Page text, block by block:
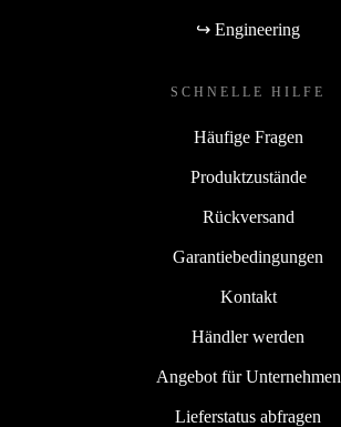
↪ Engineering
SCHNELLE HILFE
Häufige Fragen
Produktzustände
Rückversand
Garantiebedingungen
Kontakt
Händler werden
Angebot für Unternehmen
Lieferstatus abfragen